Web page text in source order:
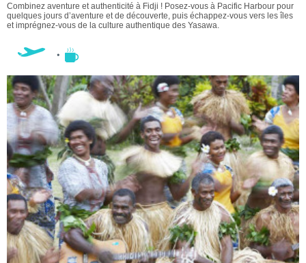
Combinez aventure et authenticité à Fidji ! Posez-vous à Pacific Harbour pour
quelques jours d’aventure et de découverte, puis échappez-vous vers les îles
et imprégnez-vous de la culture authentique des Yasawa.